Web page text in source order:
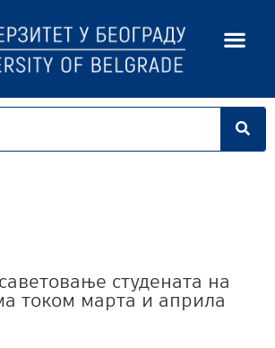
студената на
током марта и априла